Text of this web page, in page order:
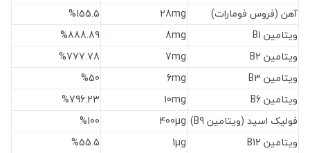
آهن (فروس فومارات)
28mg
%155.5
ویتامین B1
8mg
%888.89
ویتامین B2
7mg
%777.78
ویتامین B3
6mg
%50
ویتامین B6
10mg
%796.23
فولیک اسید (ویتامین B9)
400µg
%100
ویتامین B12
1µg
%55.5